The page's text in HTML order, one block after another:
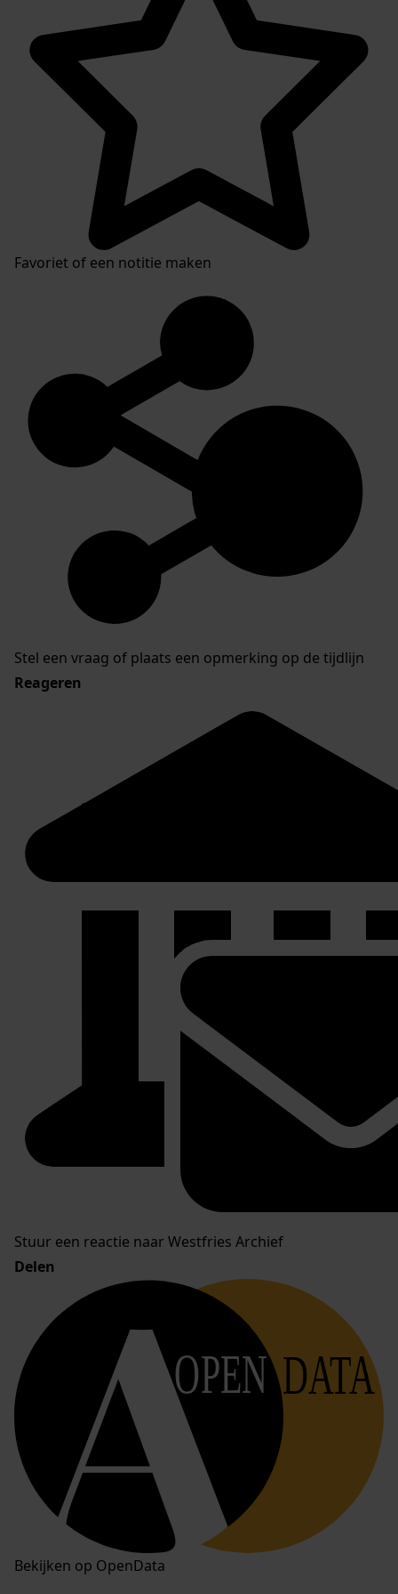
Favoriet of een notitie maken
Stel een vraag of plaats een opmerking op de tijdlijn
Reageren
Stuur een reactie naar Westfries Archief
Delen
OPEN DATA
Bekijken op OpenData